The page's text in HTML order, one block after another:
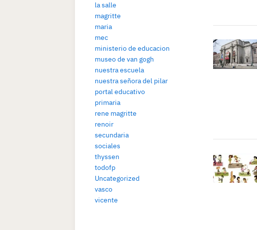
la salle
magritte
maria
mec
ministerio de educacion
museo de van gogh
nuestra escuela
nuestra señora del pilar
portal educativo
primaria
rene magritte
renoir
secundaria
sociales
thyssen
todofp
Uncategorized
vasco
vicente